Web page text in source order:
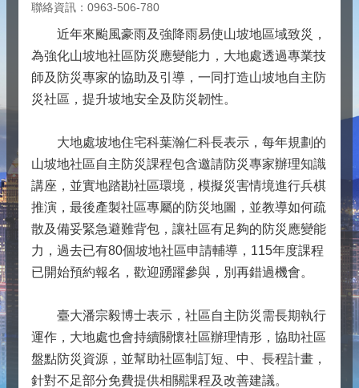
聯絡資訊：0963-506-780
近年來颱風豪雨及強降雨易使山坡地區域致災，
為強化山坡地社區防災應變能力，大地處透過專業技
師及防災專家的協助及引導，一同打造山坡地自主防
災社區，提升坡地安全及防災韌性。
大地處坡地住宅科葉瀚仁科長表示，每年規劃的
山坡地社區自主防災課程包含邀請防災專家辦理知識
講座，並實地踏勘社區環境，模擬災害情境進行兵棋
推演，最後產製社區專屬的防災地圖，並教導如何疏
散及備妥緊急避難背包，讓社區有足夠的防災應變能
力，過去已有80個坡地社區申請輔導，115年度課程
已開始預約報名，歡迎踴躍參與，別再錯過機會。
臺大潘宗毅博士表示，社區自主防災需長期執行
運作，大地處也會持續關懷社區辦理情形，協助社區
盤點防災資源，並幫助社區制訂短、中、長程計畫，
針對不足部分免費提供相關課程及改善建議。